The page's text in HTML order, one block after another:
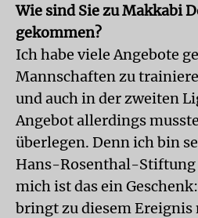
Wie sind Sie zu Makkabi
gekommen?
Ich habe viele Angebote
Mannschaften zu
und auch in der zweiten
Angebot allerdings
überlegen. Denn ich bin
Hans-Rosenthal-
mich ist das ein
bringt zu diesem Ereignis